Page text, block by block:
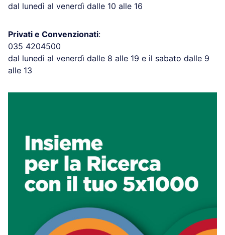
dal lunedì al venerdì dalle 10 alle 16
Privati e Convenzionati:
035 4204500
dal lunedì al venerdì dalle 8 alle 19 e il sabato dalle 9
alle 13